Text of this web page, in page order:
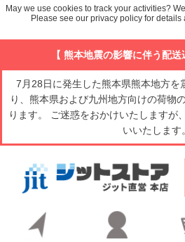
【 熊本地震の影響に伴う配送
7月28日に発生した熊本県熊本地方を
り、熊本県および九州地方向けの荷物
ります。 ご迷惑をおかけいたしますが
いいたします。
May we use cookies to track your activities?
Please see our privacy policy for details